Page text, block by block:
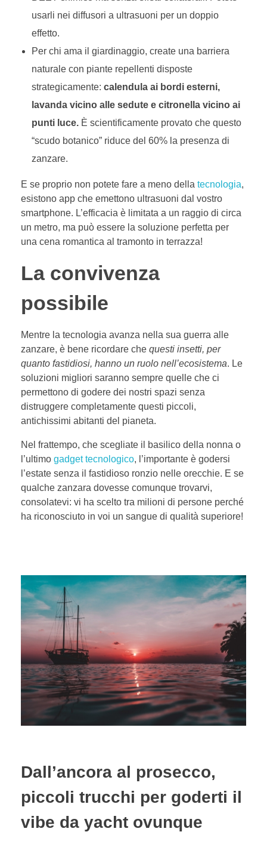
usarli nei diffusori a ultrasuoni per un doppio
effetto.
Per chi ama il giardinaggio, create una barriera
naturale con piante repellenti disposte
strategicamente: calendula ai bordi esterni,
lavanda vicino alle sedute e citronella vicino ai
punti luce.È scientificamente provato che questo
“scudo botanico” riduce del 60% la presenza di
zanzare.
E se proprio non potete fare a meno della tecnologia,
esistono app che emettono ultrasuoni dal vostro
smartphone. L’efficacia è limitata a un raggio di circa
un metro, ma può essere la soluzione perfetta per
una cena romantica al tramonto in terrazza!
La convivenza
possibile
Mentre la tecnologia avanza nella sua guerra alle
zanzare, è bene ricordare che questi insetti, per
quanto fastidiosi, hanno un ruolo nell’ecosistema. Le
soluzioni migliori saranno sempre quelle che ci
permettono di godere dei nostri spazi senza
distruggere completamente questi piccoli,
antichissimi abitanti del pianeta.
Nel frattempo, che scegliate il basilico della nonna o
l’ultimo gadget tecnologico, l’importante è godersi
l’estate senza il fastidioso ronzio nelle orecchie. E se
qualche zanzara dovesse comunque trovarvi,
consolatevi: vi ha scelto tra milioni di persone perché
ha riconosciuto in voi un sangue di qualità superiore!
Dall’ancora al prosecco,
piccoli trucchi per goderti il
vibe da yacht ovunque